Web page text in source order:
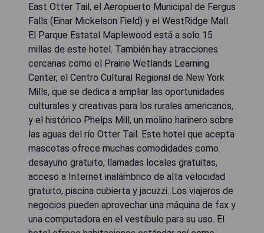
East Otter Tail, el Aeropuerto Municipal de Fergus
Falls (Einar Mickelson Field) y el WestRidge Mall.
El Parque Estatal Maplewood está a solo 15
millas de este hotel. También hay atracciones
cercanas como el Prairie Wetlands Learning
Center, el Centro Cultural Regional de New York
Mills, que se dedica a ampliar las oportunidades
culturales y creativas para los rurales americanos,
y el histórico Phelps Mill, un molino harinero sobre
las aguas del río Otter Tail. Este hotel que acepta
mascotas ofrece muchas comodidades como
desayuno gratuito, llamadas locales gratuitas,
acceso a Internet inalámbrico de alta velocidad
gratuito, piscina cubierta y jacuzzi. Los viajeros de
negocios pueden aprovechar una máquina de fax y
una computadora en el vestíbulo para su uso. El